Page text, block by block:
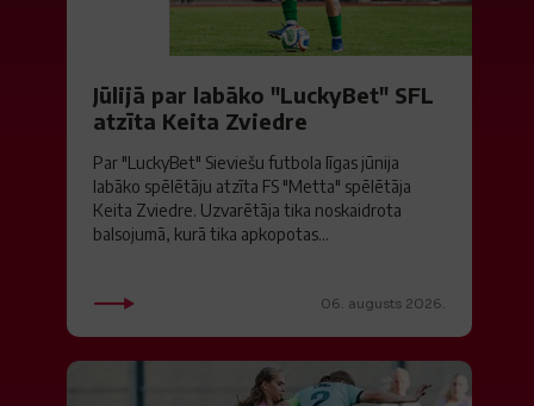
Jūlijā par labāko "LuckyBet" SFL
atzīta Keita Zviedre
Par "LuckyBet" Sieviešu futbola līgas jūnija
labāko spēlētāju atzīta FS "Metta" spēlētāja
Keita Zviedre. Uzvarētāja tika noskaidrota
balsojumā, kurā tika apkopotas...
06. augusts 2026.